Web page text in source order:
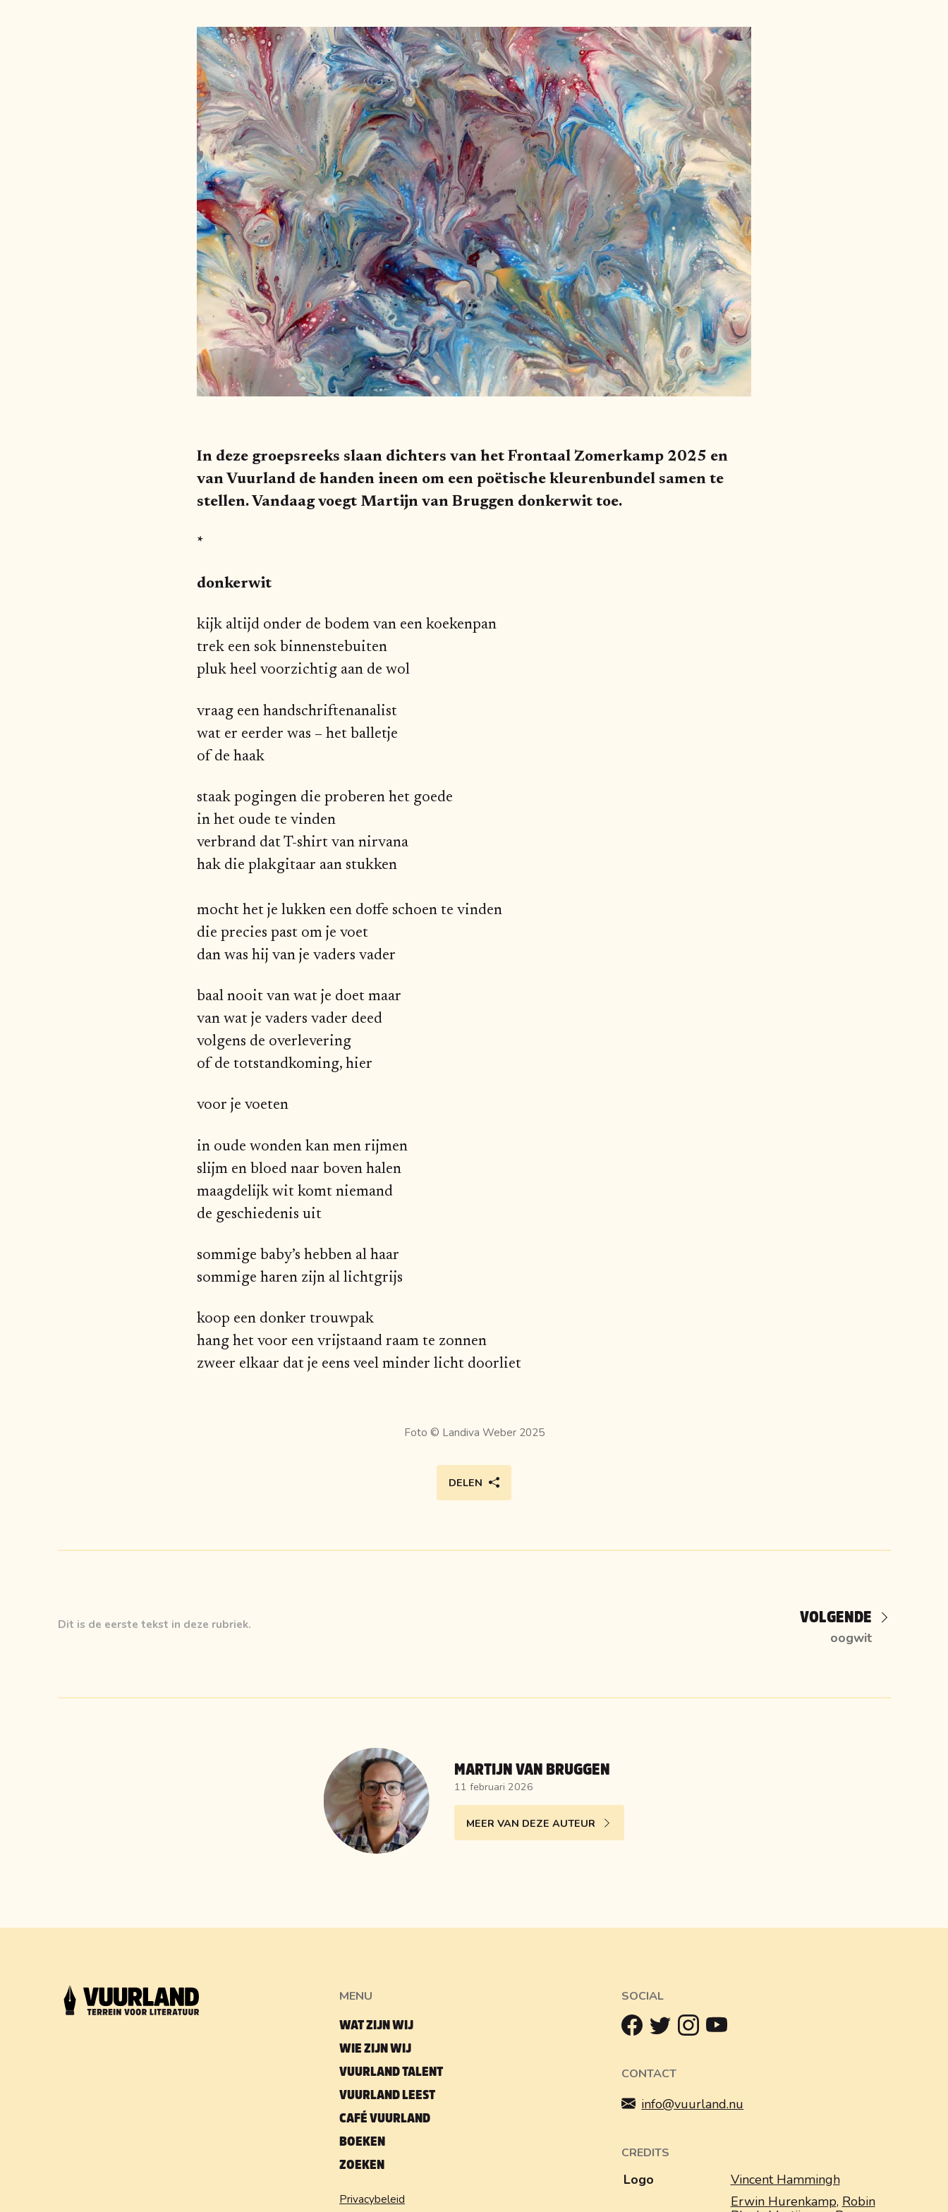
In deze groepsreeks slaan dichters van het Frontaal Zomerkamp 2025 en
van Vuurland de handen ineen om een poëtische kleurenbundel samen te
stellen. Vandaag voegt Martijn van Bruggen donkerwit toe.
*
donkerwit
kijk altijd onder de bodem van een koekenpan
trek een sok binnenstebuiten
pluk heel voorzichtig aan de wol
vraag een handschriftenanalist
wat er eerder was – het balletje
of de haak
staak pogingen die proberen het goede
in het oude te vinden
verbrand dat T-shirt van nirvana
hak die plakgitaar aan stukken
mocht het je lukken een doffe schoen te vinden
die precies past om je voet
dan was hij van je vaders vader
baal nooit van wat je doet maar
van wat je vaders vader deed
volgens de overlevering
of de totstandkoming, hier
voor je voeten
in oude wonden kan men rijmen
slijm en bloed naar boven halen
maagdelijk wit komt niemand
de geschiedenis uit
sommige baby’s hebben al haar
sommige haren zijn al lichtgrijs
koop een donker trouwpak
hang het voor een vrijstaand raam te zonnen
zweer elkaar dat je eens veel minder licht doorliet
Foto © Landiva Weber 2025
DELEN
Dit is de eerste tekst in deze rubriek. VOLGENDE
oogwit
MARTIJN VAN BRUGGEN
11 februari 2026
MEER VAN DEZE AUTEUR
MENU
WAT ZIJN WIJ
WIE ZIJN WIJ
VUURLAND TALENT
VUURLAND LEEST
CAFÉ VUURLAND
BOEKEN
ZOEKEN
Privacybeleid
SOCIAL
CONTACT
info@vuurland.nu
CREDITS
Logo
Vincent Hammingh
Erwin Hurenkamp, Robin